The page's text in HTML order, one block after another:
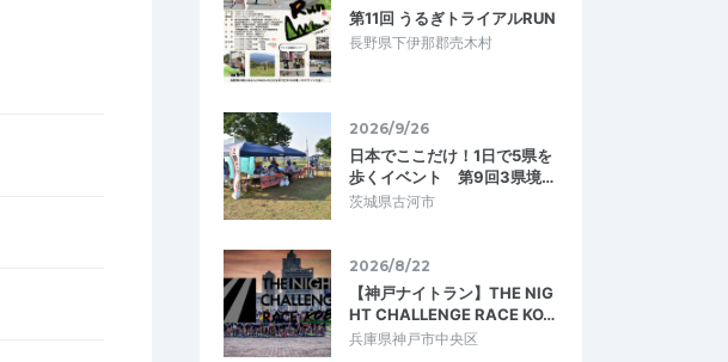
第11回 うるぎトライアルRUN
長野県下伊那郡売木村
2026/9/26
日本でここだけ！1日で5県を
歩くイベント 第9回3県境…
茨城県古河市
2026/8/22
【神戸ナイトラン】THE NIG
HT CHALLENGE RACE KO…
兵庫県神戸市中央区